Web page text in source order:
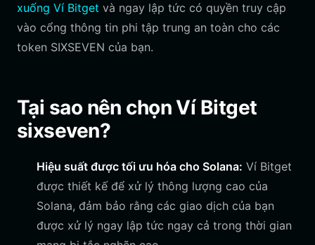
xuống Ví Bitget và ngay lập tức có quyền truy cập
vào cổng thông tin phi tập trung an toàn cho các
token SIXSEVEN của bạn.
Tại sao nên chọn Ví Bitget
sixseven?
Hiệu suất được tối ưu hóa cho Solana: Ví Bitget
được thiết kế để xử lý thông lượng cao của
Solana, đảm bảo rằng các giao dịch của bạn
được xử lý ngay lập tức ngay cả trong thời gian